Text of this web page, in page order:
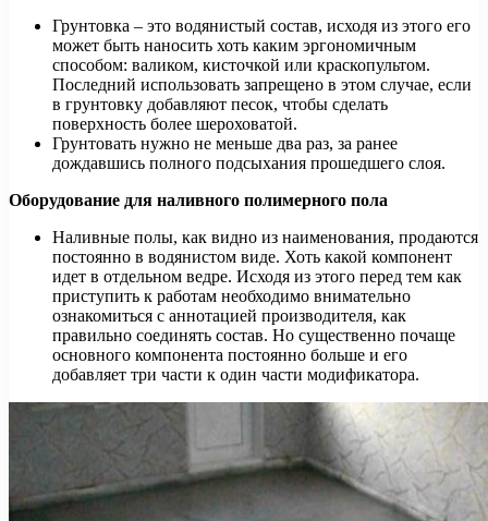
Грунтовка – это водянистый состав, исходя из этого его
может быть наносить хоть каким эргономичным
способом: валиком, кисточкой или краскопультом.
Последний использовать запрещено в этом случае, если
в грунтовку добавляют песок, чтобы сделать
поверхность более шероховатой.
Грунтовать нужно не меньше два раз, за ранее
дождавшись полного подсыхания прошедшего слоя.
Оборудование для наливного полимерного пола
Наливные полы, как видно из наименования, продаются
постоянно в водянистом виде. Хоть какой компонент
идет в отдельном ведре. Исходя из этого перед тем как
приступить к работам необходимо внимательно
ознакомиться с аннотацией производителя, как
правильно соединять состав. Но существенно почаще
основного компонента постоянно больше и его
добавляет три части к один части модификатора.